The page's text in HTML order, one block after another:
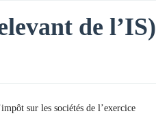
de l’IS)
sur les sociétés de l’exercice